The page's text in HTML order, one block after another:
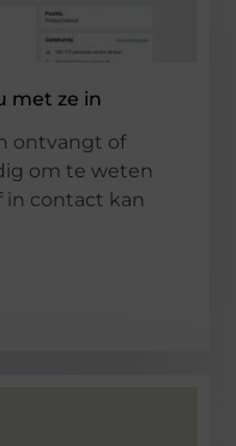
met ze in
ontvangt of
om te weten
in contact kan